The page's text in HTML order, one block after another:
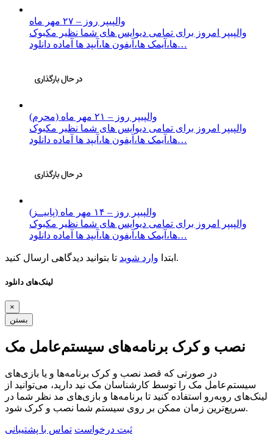
والپیپر روز – ۲۷ مهر ماه
والپیپر امروز برای تمامی دیوایس های شما نظیر مکبوک
ها،آیمک ها،آیفون ها،آیپد ها آماده دانلود…
والپیپر روز – ۲۱ مهر ماه (محرم)
والپیپر امروز برای تمامی دیوایس های شما نظیر مکبوک
ها،آیمک ها،آیفون ها،آیپد ها آماده دانلود…
والپیپر روز – ۱۴ مهر ماه (پاییــز)
والپیپر امروز برای تمامی دیوایس های شما نظیر مکبوک
ها،آیمک ها،آیفون ها،آیپد ها آماده دانلود…
ابتدا وارد شوید تا بتوانید دیدگاهی ارسال کنید.
لینک‌های دانلود
×
بستن
نصب و کرک برنامه‌های سیستم‌عامل مک
در صورتی که قصد نصب و کرک برنامه‌ها و یا بازی‌های
سیستم‌عامل مک را توسط کارشناسان مک نید دارید، می‌توانید از
لینک‌های رو‌به‌رو استفاده کنید تا برنامه‌ها و بازی‌های مد نظر شما در
سریع‌ترین زمان ممکن بر روی سیستم شما نصب و کرک شود.
ثبت درخواست تماس با پشتیبانی